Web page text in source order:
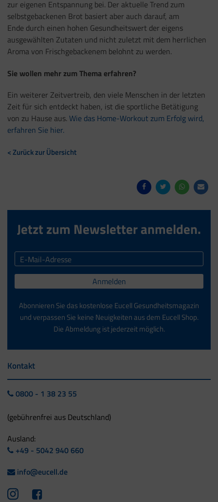
zur eigenen Entspannung bei. Der aktuelle Trend zum
selbstgebackenen Brot basiert aber auch darauf, am
Ende durch einen hohen Gesundheitswert der eigens
ausgewählten Zutaten und nicht zuletzt mit dem herrlichen
Aroma von Frischgebackenem belohnt zu werden.
Sie wollen mehr zum Thema erfahren?
Ein weiterer Zeitvertreib, den viele Menschen in der letzten
Zeit für sich entdeckt haben, ist die sportliche Betätigung
von zu Hause aus. Wie das Home-Workout zum Erfolg wird,
erfahren Sie hier.
< Zurück zur Übersicht
Jetzt zum Newsletter anmelden.
Anmelden
Abonnieren Sie das kostenlose Eucell Gesundheitsmagazin
und verpassen Sie keine Neuigkeiten aus dem Eucell Shop.
Die Abmeldung ist jederzeit möglich.
Kontakt
0800 - 1 38 23 55
(gebührenfrei aus Deutschland)
Ausland:
+49 - 5042 940 660
info@eucell.de